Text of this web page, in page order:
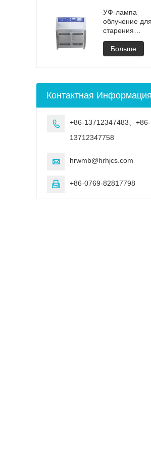
вакуумной
УФ-камера для
выветривания,
старение, УФ-
испытание
УФ-лампа
облучение для
старения
регулируемая
испытательная
камера
Больше
Контактная Информация

+86-13712347483、+86-
13712347758
 hrwmb@hrhjcs.com
 +86-0769-82817798